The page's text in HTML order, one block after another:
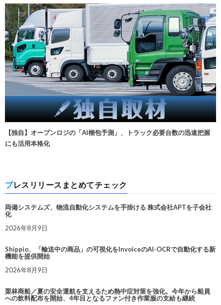
【独自】オープンロジの「AI梱包予測」、トラック必要台数の迅速把握
にも活用本格化
プレスリリースまとめてチェック
両備システムズ、物流自動化システムを手掛ける 株式会社APTを子会社
化
2026年8月9日
Shippio、「輸送中の商品」の可視化をInvoiceのAI-OCRで自動化する新
機能を提供開始
2026年8月9日
栗林商船／夏の安全運航を支えるため熱中症対策を強化。今年から船員
への飲料配布を開始、4年目となるファン付き作業服の支給も継続